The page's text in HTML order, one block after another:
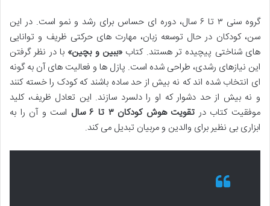
گروه سنی ۳ تا ۶ سال، دوره ای حساس برای رشد و نمو است. در این
سن، کودکان در حال توسعه زبان، مهارت های حرکتی ظریف و توانایی
های شناختی پیچیده تر هستند. کتاب «ببین و بچین» با در نظر گرفتن
این نیازهای رشدی، طراحی شده است. پازل ها و فعالیت های آن به گونه
ای انتخاب شده اند که نه بیش از حد ساده باشند که کودک را خسته کنند
و نه بیش از حد دشوار که او را دلسرد سازند. این تعادل ظریف، کلید
موفقیت کتاب در تقویت هوش کودکان ۳ تا ۶ سال
است و آن را به
ابزاری بی نظیر برای والدین و مربیان تبدیل می کند.